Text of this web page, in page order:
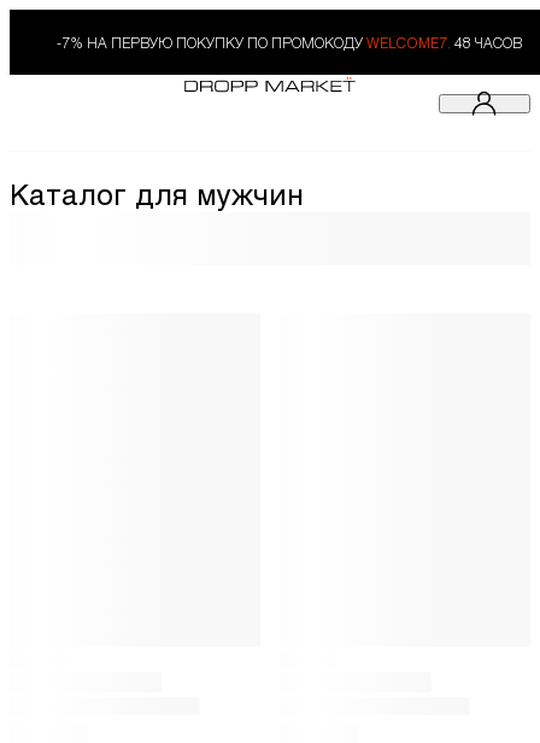
-7% НА ПЕРВУЮ ПОКУПКУ ПО ПРОМОКОДУ WELCOME7. 48 ЧАСОВ
Каталог для мужчин